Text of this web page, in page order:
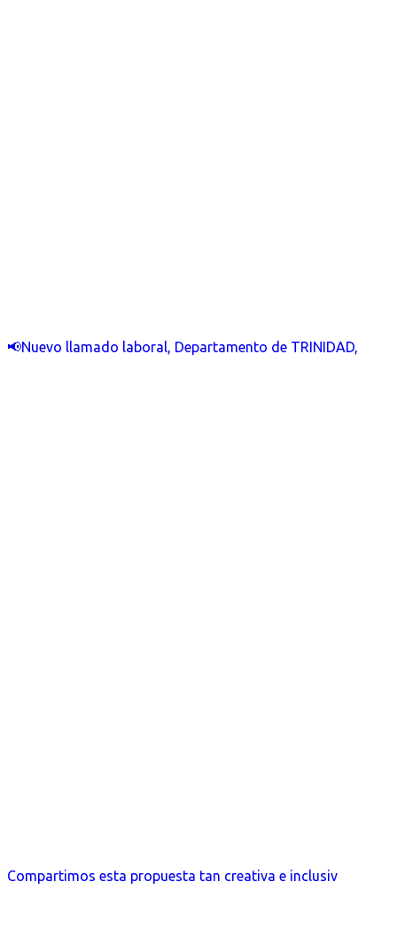
📢Nuevo llamado laboral, Departamento de TRINIDAD,
Compartimos esta propuesta tan creativa e inclusiv